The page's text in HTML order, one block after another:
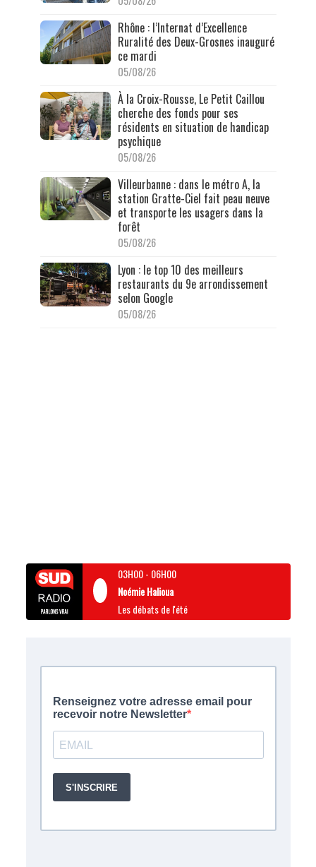
Rhône : l’Internat d’Excellence
Ruralité des Deux-Grosnes inauguré
ce mardi
05/08/26
À la Croix-Rousse, Le Petit Caillou
cherche des fonds pour ses
résidents en situation de handicap
psychique
05/08/26
Villeurbanne : dans le métro A, la
station Gratte-Ciel fait peau neuve
et transporte les usagers dans la
forêt
05/08/26
Lyon : le top 10 des meilleurs
restaurants du 9e arrondissement
selon Google
05/08/26
03H00- 06H00
Noémie Halioua
Les débats de l'été